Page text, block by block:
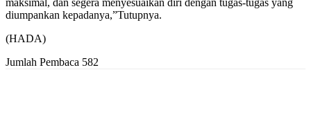
maksimal, dan segera menyesuaikan diri dengan tugas-tugas yang
diumpankan kepadanya,”Tutupnya.
(HADA)
Jumlah Pembaca 582